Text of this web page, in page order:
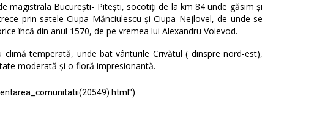
magistrala București- Pitești, socotiți de la km 84 unde găsim și
prin satele Ciupa Mănciulescu și Ciupa Nejlovel, de unde se
încă din anul 1570, de pe vremea lui Alexandru Voievod.
temperată, unde bat vânturile Crivătul ( dinspre nord-est),
moderată și o floră impresionantă.